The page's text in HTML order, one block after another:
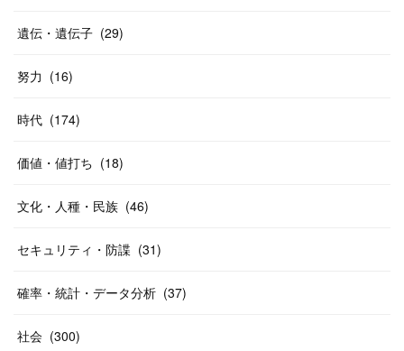
遺伝・遺伝子 (29)
努力 (16)
時代 (174)
価値・値打ち (18)
文化・人種・民族 (46)
セキュリティ・防諜 (31)
確率・統計・データ分析 (37)
社会 (300)